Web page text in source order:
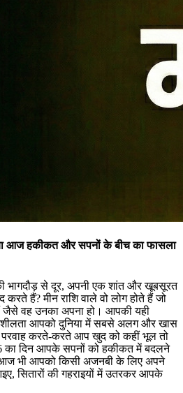
आज हकीकत और सपनों के बीच का फासला
भागदौड़ से दूर, अपनी एक शांत और खूबसूरत
करते हैं? मीन राशि वाले वो लोग होते हैं जो
जैसे वह उनका अपना हो। आपकी यही
आपको दुनिया में सबसे अलग और खास
परवाह करते-करते आप खुद को कहीं भूल तो
का दिन आपके सपनों को हकीकत में बदलने
भी आपको किसी अजनबी के लिए अपने
सितारों की गहराइयों में उतरकर आपके